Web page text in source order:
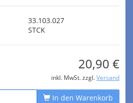
33.103.027
STCK
20,90 €
inkl. MwSt. zzgl. Versand
In den Warenkorb